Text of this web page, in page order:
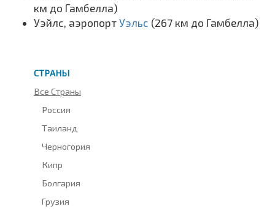
км до Гамбелла)
Уэйлс, аэропорт Уэльс (267 км до Гамбелла)
СТРАНЫ
Все Страны
Россия
Таиланд
Черногория
Кипр
Болгария
Грузия